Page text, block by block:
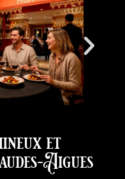
et
Aigues